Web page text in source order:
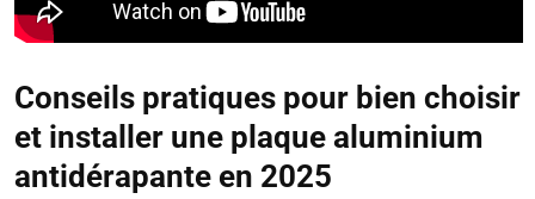
Conseils pratiques pour bien choisir
et installer une plaque aluminium
antidérapante en 2025